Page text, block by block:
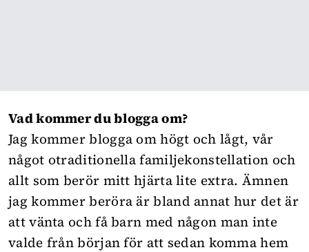
Vad kommer du blogga om?
Jag kommer blogga om högt och lågt, vår
något otraditionella familjekonstellation och
allt som berör mitt hjärta lite extra. Ämnen
jag kommer beröra är bland annat hur det är
att vänta och få barn med någon man inte
valde från början för att sedan komma hem